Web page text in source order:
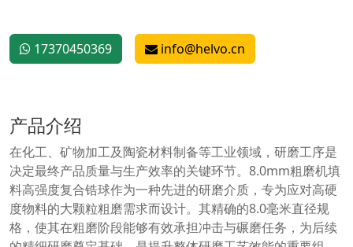
17370450369 info@helvo.cn
产品介绍
在化工、矿物加工及陶瓷材料制备等工业领域，研磨工序是
决定最终产品质量与生产效率的关键环节。8.0mm粗磨机填
料高强度复合锆球作为一种先进的研磨介质，专为应对高硬
度物料的大颗粒粗磨需求而设计。其精确的8.0毫米直径规
格，使其在粗磨阶段能够有效承担冲击与碾磨任务，为后续